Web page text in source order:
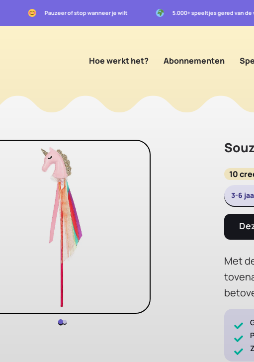
Pauzeer of stop wanneer je wilt 5.000+ speeltjes gered van
Hoe werkt het? Abonnementen
10
3-6
Met